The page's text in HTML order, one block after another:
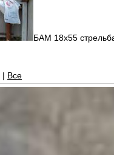
БАМ 18х55
| Все